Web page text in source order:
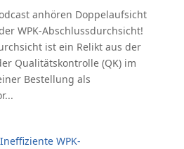
anhören Doppelaufsicht
WPK-Abschlussdurchsicht!
ist ein Relikt aus der
Qualitätskontrolle (QK) im
Bestellung als